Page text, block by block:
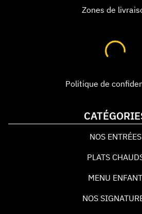
Zones de
Politique de
NOS ENTRÉES
PLATS
MENU ENFANT
NOS